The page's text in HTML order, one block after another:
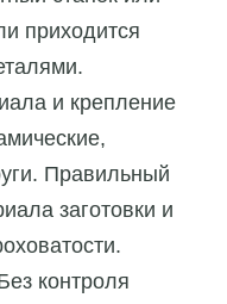
приходится
и крепление
Правильный
заготовки и
контроля